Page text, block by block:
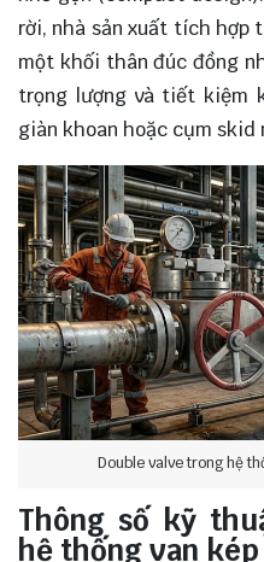
rời, nhà sản xuất tích hợp
một khối thân đúc đồng
trọng lượng và tiết kiệm
giàn khoan hoặc cụm skid
Double valve trong hệ
Thông số kỹ
hệ thống van kép